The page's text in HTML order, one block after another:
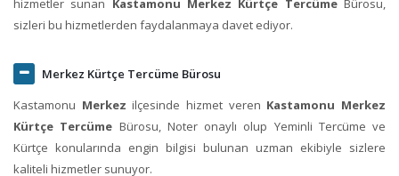
hizmetler sunan Kastamonu Merkez Kürtçe TercümeBürosu,
sizleri bu hizmetlerden faydalanmaya davet ediyor.
Merkez Kürtçe Tercüme Bürosu
Kastamonu Merkez ilçesinde hizmet veren Kastamonu Merkez
Kürtçe Tercüme Bürosu, Noter onaylı olup Yeminli Tercüme ve
Kürtçe konularında engin bilgisi bulunan uzman ekibiyle sizlere
kaliteli hizmetler sunuyor.